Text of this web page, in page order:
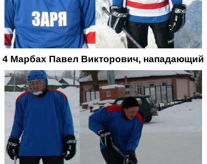
4 Марбах Павел Викторович, нападающий